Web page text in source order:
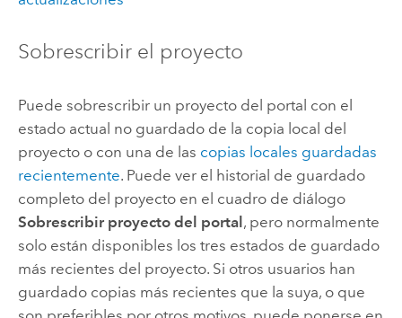
Sobrescribir el proyecto
Puede sobrescribir un proyecto del portal con el
estado actual no guardado de la copia local del
proyecto o con una de las copias locales guardadas
recientemente. Puede ver el historial de guardado
completo del proyecto en el cuadro de diálogo
Sobrescribir proyecto del portal, pero normalmente
solo están disponibles los tres estados de guardado
más recientes del proyecto. Si otros usuarios han
guardado copias más recientes que la suya, o que